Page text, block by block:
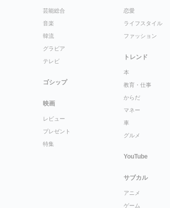
芸能総合
音楽
韓流
グラビア
テレビ
ゴシップ
映画
レビュー
プレゼント
特集
恋愛
ライフスタイル
ファッション
トレンド
本
教育・仕事
からだ
マネー
車
グルメ
YouTube
サブカル
アニメ
ゲーム